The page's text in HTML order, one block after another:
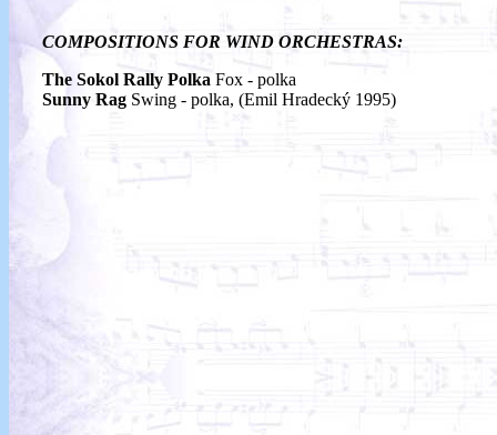
COMPOSITIONS FOR WIND ORCHESTRAS:
The Sokol Rally Polka Fox - polka
Sunny Rag Swing - polka, (Emil Hradecký 1995)